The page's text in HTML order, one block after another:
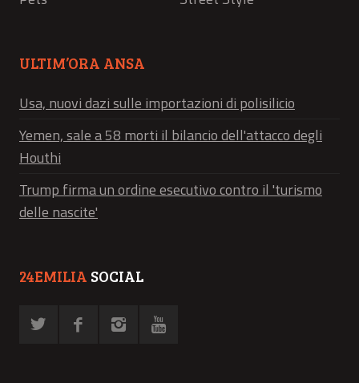
ULTIM’ORA ANSA
Usa, nuovi dazi sulle importazioni di polisilicio
Yemen, sale a 58 morti il bilancio dell'attacco degli
Houthi
Trump firma un ordine esecutivo contro il 'turismo
delle nascite'
24EMILIA SOCIAL